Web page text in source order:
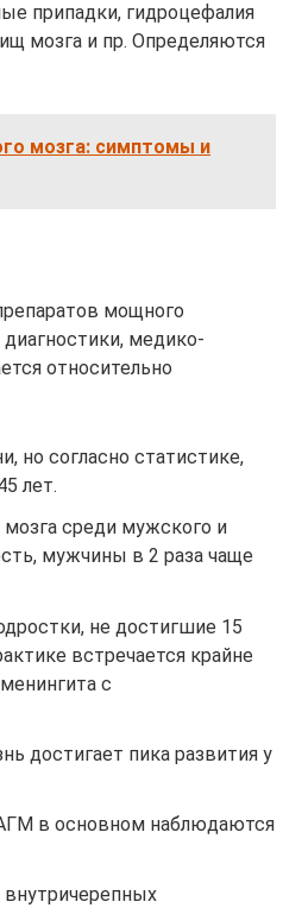
припадки, гидроцефалия
мозга и пр. Определяются
мозга: симптомы и
мощного
медико-
относительно
но согласно статистике,
лет.
мозга среди мужского и
мужчины в 2 раза чаще
не достигшие 15
встречается крайне
с
достигает пика развития у
в основном наблюдаются